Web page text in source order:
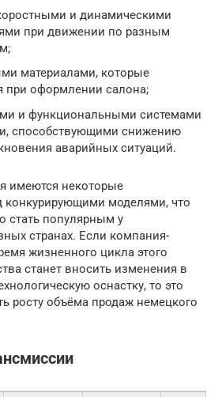
и динамическими
при движении по разным
материалами, которые
при оформлении салона;
и функциональными системами
способствующими снижению
аварийных ситуаций.
имеются некоторые
конкурирующими моделями, что
стать популярным у
странах. Если компания-
жизненного цикла этого
станет вносить изменения в
оснастку, то это
росту объёма продаж немецкого